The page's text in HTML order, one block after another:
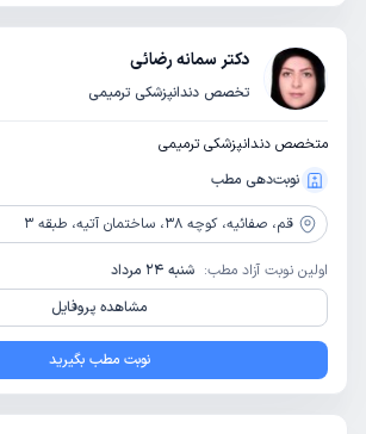
دکتر سمانه رضائی
تخصص دندانپزشکی ترمیمی
متخصص دندانپزشکی ترمیمی
نوبت‌دهی مطب
قم، صفائیه، کوچه 38، ساختمان آتیه، طبقه 3
اولین نوبت آزاد مطب: شنبه 24 مرداد
مشاهده پروفایل
نوبت مطب بگیرید